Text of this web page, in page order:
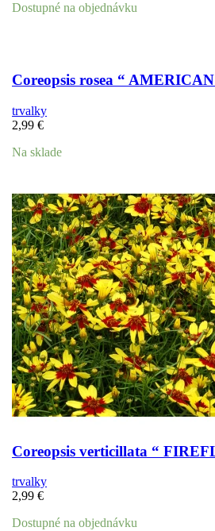
Dostupné na objednávku
Coreopsis rosea “
trvalky
2,99 €
Na sklade
Coreopsis verticillata “
trvalky
2,99 €
Dostupné na objednávku